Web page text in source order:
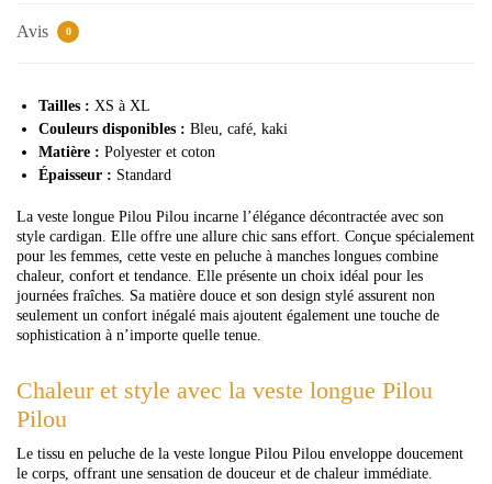
Avis 0
Tailles : XS à XL
Couleurs disponibles : Bleu, café, kaki
Matière : Polyester et coton
Épaisseur : Standard
La veste longue Pilou Pilou incarne l’élégance décontractée avec son
style cardigan. Elle offre une allure chic sans effort. Conçue spécialement
pour les femmes, cette veste en peluche à manches longues combine
chaleur, confort et tendance. Elle présente un choix idéal pour les
journées fraîches. Sa matière douce et son design stylé assurent non
seulement un confort inégalé mais ajoutent également une touche de
sophistication à n’importe quelle tenue.
Chaleur et style avec la veste longue Pilou
Pilou
Le tissu en peluche de la veste longue Pilou Pilou enveloppe doucement
le corps, offrant une sensation de douceur et de chaleur immédiate.